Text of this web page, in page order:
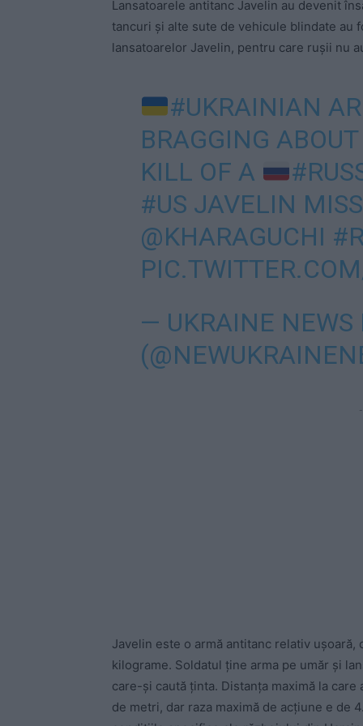
Lansatoarele antitanc Javelin au devenit
tancuri și alte sute de vehicule blindate au
lansatoarelor Javelin, pentru care rușii nu
#UKRAINIAN
BRAGGING
KILL OF A
#US JAVELIN
@KHARAGUCHI
— UKRAINE NEWS
Javelin este o armă antitanc relativ
kilograme. Soldatul ține arma pe umăr și
care-și caută ținta. Distanța maximă la
de metri, dar raza maximă de acțiune e de